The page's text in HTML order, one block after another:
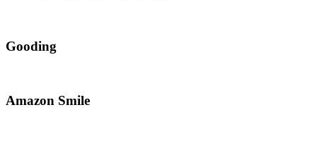
Gooding
Amazon Smile